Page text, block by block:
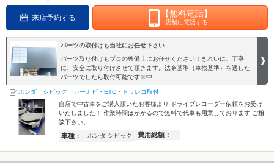
来店予約する 【無料電話】
店舗に電話する
パーツの取付けも当社にお任せ下さい
パーツ取り付けもプロの整備士にお任せください！きれいに、丁寧
に、安全に取り付けさせて頂きます。法令基準（車検基準）を適した
パーツでしたら取付可能です※中…
ホンダ シビック カーナビ・ETC・ドラレコ取付
自店で中古車をご購入頂いたお客様より ドライブレコーダー依頼をお受け
いたしました！ 作業時間はかかるので無料で代車も用意しております ご相
談下さい。
車種： ホンダ シビック 費用総額：